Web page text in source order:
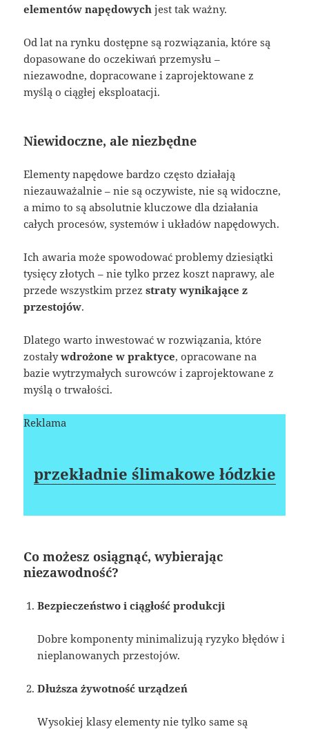
elementów napędowych jest tak ważny.
Od lat na rynku dostępne są rozwiązania, które są
dopasowane do oczekiwań przemysłu –
niezawodne, dopracowane i zaprojektowane z
myślą o ciągłej eksploatacji.
Niewidoczne, ale niezbędne
Elementy napędowe bardzo często działają
niezauważalnie – nie są oczywiste, nie są widoczne,
a mimo to są absolutnie kluczowe dla działania
całych procesów, systemów i układów napędowych.
Ich awaria może spowodować problemy dziesiątki
tysięcy złotych – nie tylko przez koszt naprawy, ale
przede wszystkim przezstraty wynikające z
przestojów.
Dlatego warto inwestować w rozwiązania, które
zostaływdrożone w praktyce, opracowane na
bazie wytrzymałych surowców i zaprojektowane z
myślą o trwałości.
Reklama
przekładnie ślimakowe łódzkie
Co możesz osiągnąć, wybierając
niezawodność?
Bezpieczeństwo i ciągłość produkcji
Dobre komponenty minimalizują ryzyko błędów i
nieplanowanych przestojów.
Dłuższa żywotność urządzeń
Wysokiej klasy elementy nie tylko same są